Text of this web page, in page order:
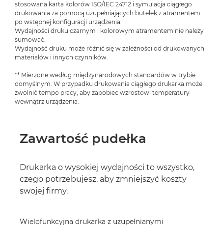
stosowana karta kolorów ISO/IEC 24712 i symulacja ciągłego
drukowania za pomocą uzupełniających butelek z atramentem
po wstępnej konfiguracji urządzenia.
Wydajności druku czarnym i kolorowym atramentem nie należy
sumować.
Wydajność druku może różnić się w zależności od drukowanych
materiałów i innych czynników.
** Mierzone według międzynarodowych standardów w trybie
domyślnym. W przypadku drukowania ciągłego drukarka może
zwolnić tempo pracy, aby zapobiec wzrostowi temperatury
wewnątrz urządzenia.
Zawartość pudełka
Drukarka o wysokiej wydajności to wszystko,
czego potrzebujesz, aby zmniejszyć koszty
swojej firmy.
Wielofunkcyjna drukarka z uzupełnianymi